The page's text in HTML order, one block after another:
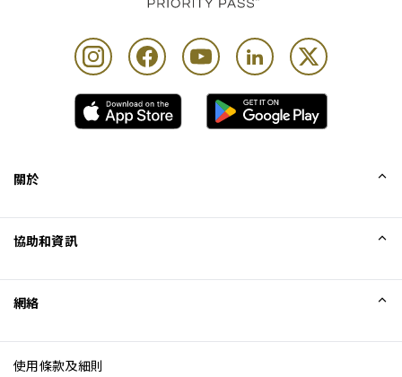
關於
Excellence Awards
協助和資訊
網絡
使用條款及細則